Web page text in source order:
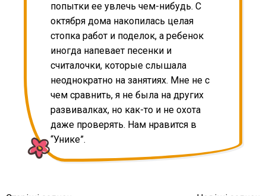
попытки ее увлечь чем-нибудь. С
октября дома накопилась целая
стопка работ и поделок, а ребенок
иногда напевает песенки и
считалочки, которые слышала
неоднократно на занятиях. Мне не с
чем сравнить, я не была на других
развивалках, но как-то и не охота
даже проверять. Нам нравится в
“Унике”.
Навігація